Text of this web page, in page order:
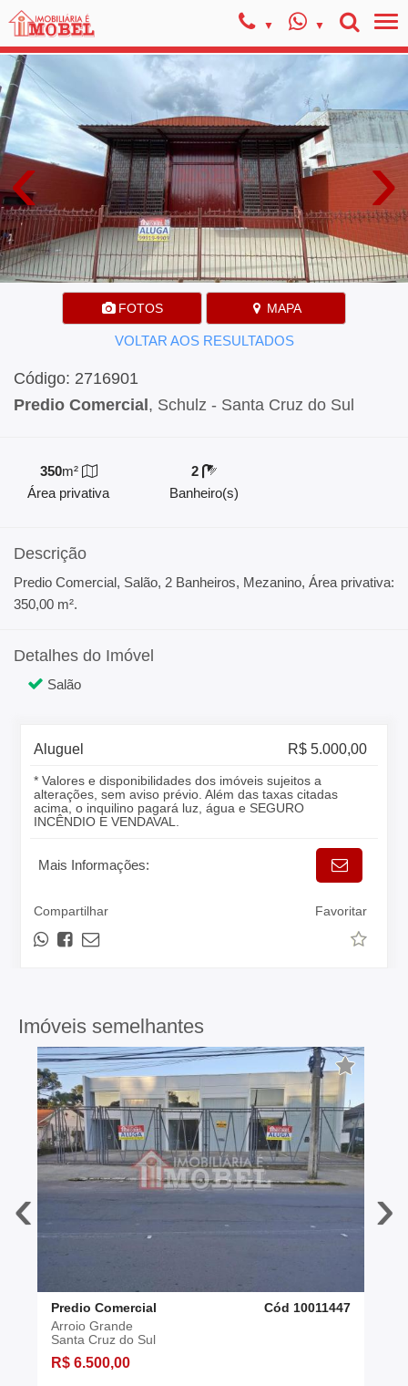
‹ ›
FOTOS MAPA
VOLTAR AOS RESULTADOS
Código: 2716901
Predio Comercial , Schulz - Santa Cruz do Sul
350m²
Área privativa
2
Banheiro(s)
Descrição
Predio Comercial, Salão, 2 Banheiros, Mezanino, Área privativa:
350,00 m².
Detalhes do Imóvel
Salão
Aluguel R$ 5.000,00
* Valores e disponibilidades dos imóveis sujeitos a
alterações, sem aviso prévio. Além das taxas citadas
acima, o inquilino pagará luz, água e SEGURO
INCÊNDIO E VENDAVAL.
Mais Informações:
Compartilhar Favoritar
Imóveis semelhantes
‹
Predio Comercial
Cód 10011447
Arroio Grande
Santa Cruz do Sul
R$ 6.500,00
›